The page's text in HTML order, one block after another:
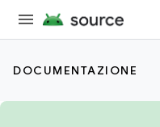
DOCUMENTAZIONE